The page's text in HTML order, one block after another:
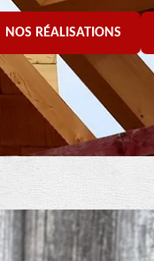
NOS RÉALISATIONS